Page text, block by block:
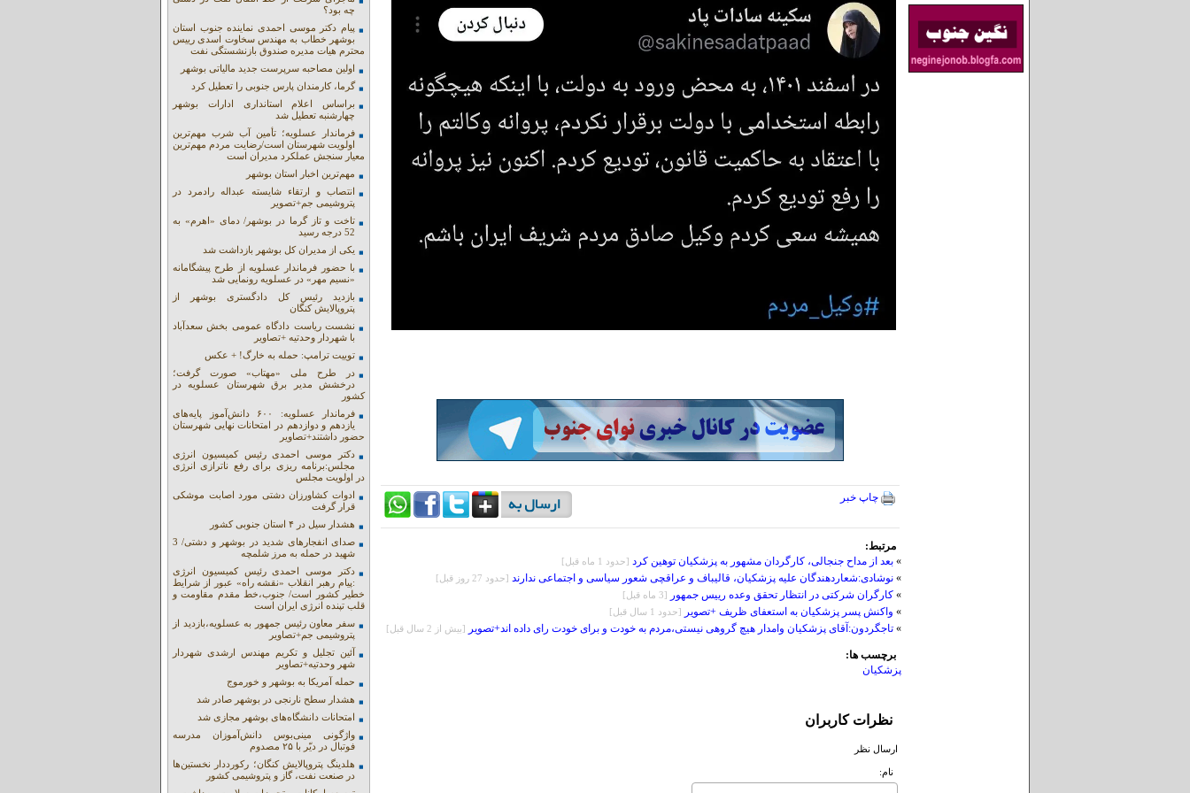
چاپ خبر
مرتبط:
» بعد از مداح جنجالی، کارگردان مشهور به پزشکیان توهین کرد [حدود 1 ماه قبل]
» نوشادی:شعاردهندگان علیه پزشکیان، قالیباف و عراقچی شعور سیاسی و اجتماعی ندارند [حدود 27 روز قبل]
» کارگران شرکتی در انتظار تحقق وعده رییس جمهور [3 ماه قبل]
» واکنش پسر پزشکیان به استعفای ظریف +تصویر [حدود 1 سال قبل]
» تاجگردون:آقای پزشکیان وامدار هیچ گروهی نیستی،مردم به خودت و برای خودت رای داده اند+تصویر [بيش از 2 سال قبل]
برچسب ها:
پزشکیان
نظرات کاربران
ارسال نظر
نام:
چه بود؟
پیام دکتر موسی احمدی نماینده جنوب استان
بوشهر خطاب به مهندس سخاوت اسدی رییس
محترم هیات مدیره صندوق بازنشستگی نفت
اولین مصاحبه سرپرست جدید مالیاتی بوشهر
گرما، کارمندان پارس جنوبی را تعطیل کرد
براساس اعلام استانداری ادارات بوشهر
چهارشنبه تعطیل شد
فرماندار عسلویه؛ تأمین آب شرب مهم‌ترین
اولویت شهرستان است/رضایت مردم مهم‌ترین
معیار سنجش عملکرد مدیران است
مهم‌ترین اخبار استان بوشهر
انتصاب و ارتقاء شایسته عبداله رادمرد در
پتروشیمی جم+تصویر
تاخت و تاز گرما در بوشهر/ دمای «اهرم» به
52 درجه رسید
یکی از مدیران کل بوشهر بازداشت شد
با حضور فرماندار عسلویه از طرح پیشگامانه
«نسیم مهر» در عسلویه رونمایی شد
بازدید رئیس کل دادگستری بوشهر از
پتروپالایش کنگان
نشست ریاست دادگاه عمومی بخش سعدآباد
با شهردار وحدتیه +تصاویر
توییت ترامپ: حمله به خارگ! + عکس
در طرح ملی «مهتاب» صورت گرفت؛
درخشش مدیر برق شهرستان عسلویه در
کشور
فرماندار عسلویه: ۶۰۰ دانش‌آموز پایه‌های
یازدهم و دوازدهم در امتحانات نهایی شهرستان
حضور داشتند+تصاویر
دکتر موسی احمدی رئیس کمیسیون انرژی
مجلس:برنامه ریزی برای رفع ناترازی انرژی
در اولویت مجلس
ادوات کشاورزان دشتی مورد اصابت موشکی
قرار گرفت
هشدار سیل در ۴ استان جنوبی کشور
صدای انفجارهای شدید در بوشهر و دشتی/ 3
شهید در حمله به مرز شلمچه
دکتر موسی احمدی رئیس کمیسیون انرژی
:پیام رهبر انقلاب «نقشه راه» عبور از شرایط
خطیر کشور است/ جنوب،خط مقدم مقاومت و
قلب تپنده انرژی ایران است
سفر معاون رئیس جمهور به عسلویه،بازدید از
پتروشیمی جم+تصاویر
آئین تجلیل و تکریم مهندس ارشدی شهردار
شهر وحدتیه+تصاویر
حمله آمریکا به بوشهر و خورموج
هشدار سطح نارنجی در بوشهر صادر شد
امتحانات دانشگاه‌های بوشهر مجازی شد
واژگونی مینی‌بوس دانش‌آموزان مدرسه
فوتبال در دیّر با ۲۵ مصدوم
هلدینگ پتروپالایش کنگان؛ رکورددار نخستین‌ها
در صنعت نفت، گاز و پتروشیمی کشور